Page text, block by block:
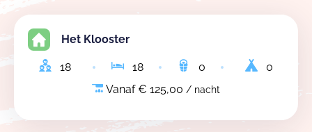
Het Klooster
18 18 0
0
Vanaf € 125,00 / nacht